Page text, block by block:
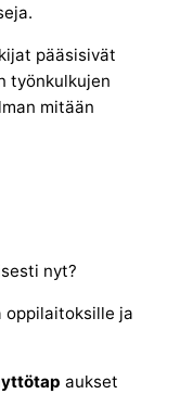
pääsisivät
työnkulkujen
mitään
nyt?
ja
aukset